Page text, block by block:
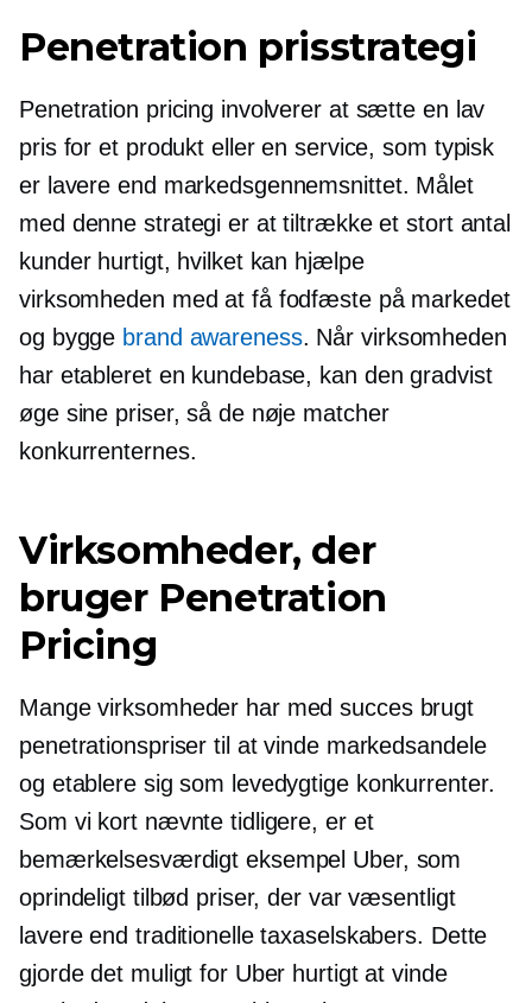
Penetration prisstrategi
Penetration pricing involverer at sætte en lav
pris for et produkt eller en service, som typisk
er lavere end markedsgennemsnittet. Målet
med denne strategi er at tiltrække et stort antal
kunder hurtigt, hvilket kan hjælpe
virksomheden med at få fodfæste på markedet
og bygge brand awareness. Når virksomheden
har etableret en kundebase, kan den gradvist
øge sine priser, så de nøje matcher
konkurrenternes.
Virksomheder, der
bruger Penetration
Pricing
Mange virksomheder har med succes brugt
penetrationspriser til at vinde markedsandele
og etablere sig som levedygtige konkurrenter.
Som vi kort nævnte tidligere, er et
bemærkelsesværdigt eksempel Uber, som
oprindeligt tilbød priser, der var væsentligt
lavere end traditionelle taxaselskabers. Dette
gjorde det muligt for Uber hurtigt at vinde